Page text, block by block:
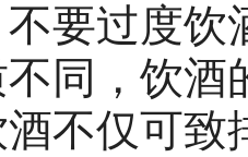
过度饮
同，饮
不仅可